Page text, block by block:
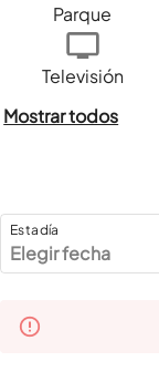
Parque
Televisión
Mostrar todos
Estadía
Elegir fecha